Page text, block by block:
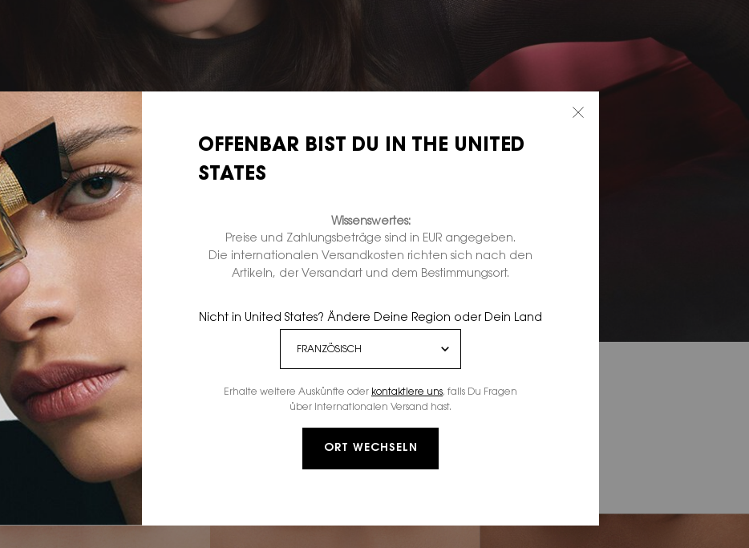
HÜLLE DEINE LIPPEN
IN DIE
REIHE AUS VERSCHWOMMENEN FARBTÖNEN
OFFENBAR BIST DU IN THE UNITED
STATES
Wissenswertes:
Preise und Zahlungsbeträge sind in EUR angegeben.
Die internationalen Versandkosten richten sich nach den
Artikeln, der Versandart und dem Bestimmungsort.
Nicht in United States? Ändere Deine Region oder Dein Land
Erhalte weitere Auskünfte oder kontaktiere uns, falls Du Fragen
über internationalen Versand hast.
ORT WECHSELN